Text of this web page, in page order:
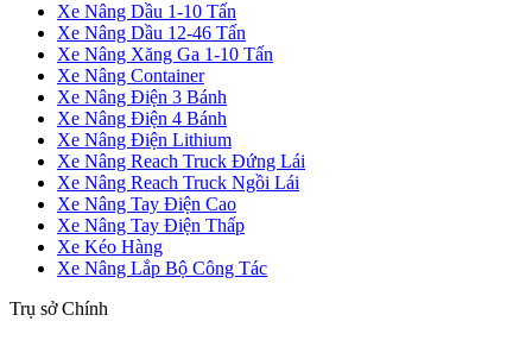
Xe Nâng Dầu 1-10 Tấn
Xe Nâng Dầu 12-46 Tấn
Xe Nâng Xăng Ga 1-10 Tấn
Xe Nâng Container
Xe Nâng Điện 3 Bánh
Xe Nâng Điện 4 Bánh
Xe Nâng Điện Lithium
Xe Nâng Reach Truck Đứng Lái
Xe Nâng Reach Truck Ngồi Lái
Xe Nâng Tay Điện Cao
Xe Nâng Tay Điện Thấp
Xe Kéo Hàng
Xe Nâng Lắp Bộ Công Tác
Trụ sở Chính